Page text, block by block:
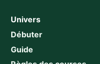
Univers
Débuter
Guide